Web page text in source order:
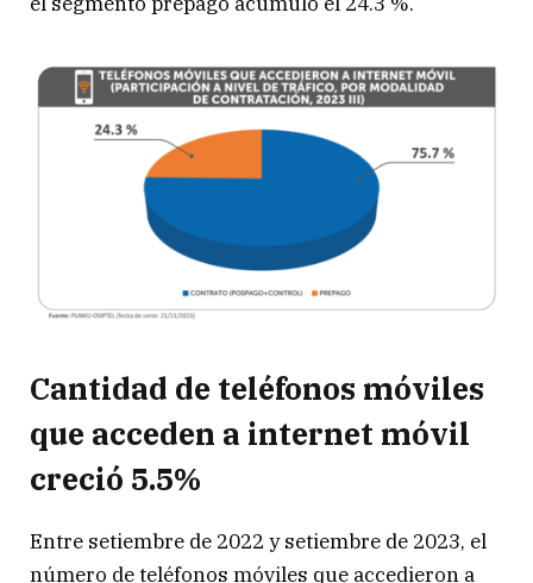
Cantidad de teléfonos móviles
que acceden a internet móvil
creció 5.5%
Entre setiembre de 2022 y setiembre de 2023, el
número de teléfonos móviles que accedieron a